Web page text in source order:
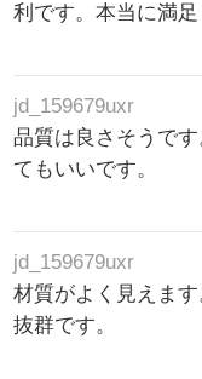
利です。本当に満足
jd_159679uxr
品質は良さそうで
てもいいです。
jd_159679uxr
材質がよく見えま
抜群です。